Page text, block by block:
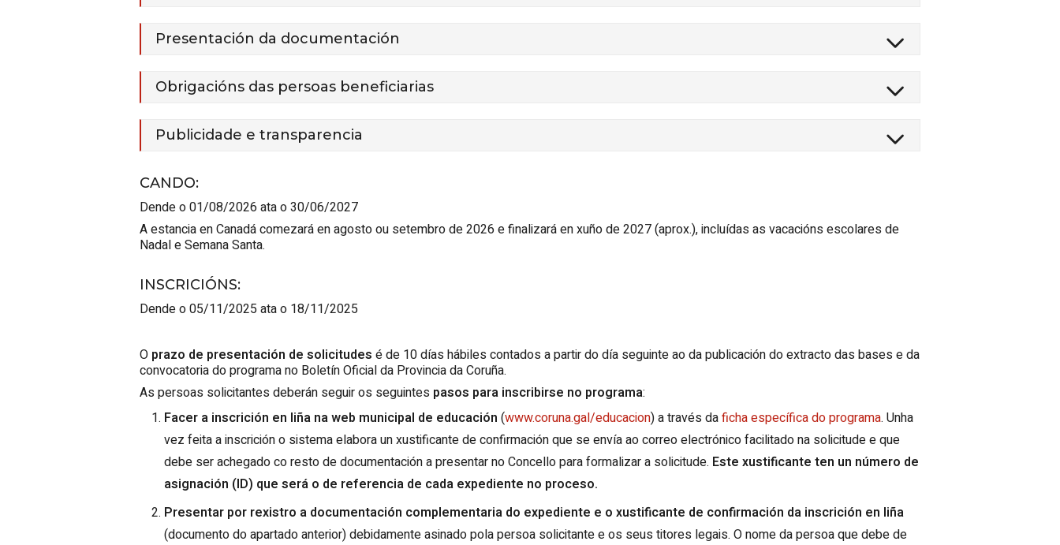
Presentación da documentación
Obrigacións das persoas beneficiarias
Publicidade e transparencia
CANDO:
Dende o 01/08/2026 ata o 30/06/2027
A estancia en Canadá comezará en agosto ou setembro de 2026 e finalizará en xuño de 2027 (aprox.), incluídas as vacacións escolares de
Nadal e Semana Santa.
INSCRICIÓNS:
Dende o 05/11/2025 ata o 18/11/2025
O prazo de presentación de solicitudes é de 10 días hábiles contados a partir do día seguinte ao da publicación do extracto das bases e da
convocatoria do programa no Boletín Oficial da Provincia da Coruña.
As persoas solicitantes deberán seguir os seguintes pasos para inscribirse no programa:
Facer a inscrición en liña na web municipal de educación (www.coruna.gal/educacion) a través daficha específica do programa. Unha
vez feita a inscrición o sistema elabora un xustificante de confirmación que se envía ao correo electrónico facilitado na solicitude e que
debe ser achegado co resto de documentación a presentar no Concello para formalizar a solicitude. Este xustificante ten un número de
asignación (ID) que será o de referencia de cada expediente no proceso.
Presentar por rexistro a documentación complementaria do expediente e o xustificante de confirmación da inscrición en liña
(documento do apartado anterior) debidamente asinado pola persoa solicitante e os seus titores legais. O nome da persoa que debe de